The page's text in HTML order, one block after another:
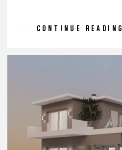
CONTINUE READING